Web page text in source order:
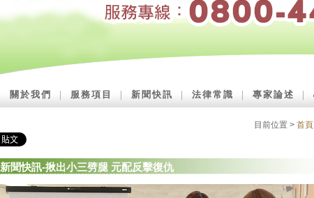
關於我們 服務項目 新聞快訊 法律常識 專家論述 ｜
目前位置 > 首頁
新聞快訊-揪出小三劈腿 元配反擊復仇